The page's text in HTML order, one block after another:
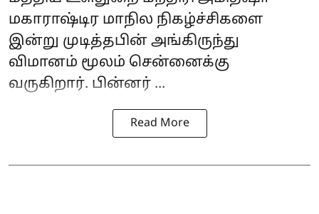
மகாராஷ்டிர மாநில நிகழ்ச்சிகளை
இன்று முடித்தபின் அங்கிருந்து
விமானம் மூலம் சென்னைக்கு
வருகிறார். பின்னர் ...
Read More